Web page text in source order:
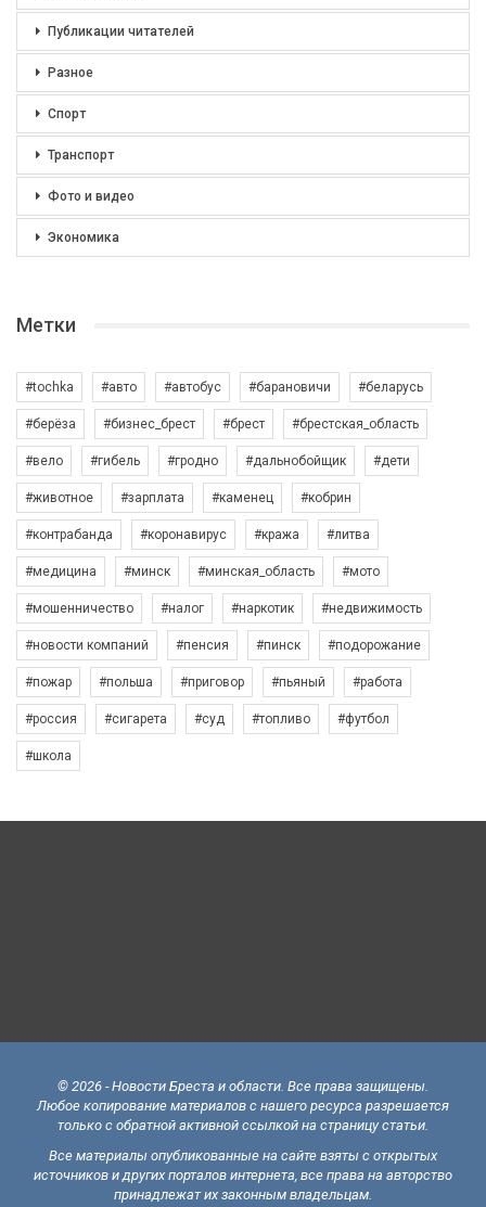
Публикации читателей
Разное
Спорт
Транспорт
Фото и видео
Экономика
Метки
#tochka #авто #автобус #барановичи #беларусь
#берёза #бизнес_брест #брест #брестская_область
#вело #гибель #гродно #дальнобойщик #дети
#животное #зарплата #каменец #кобрин
#контрабанда #коронавирус #кража #литва
#медицина #минск #минская_область #мото
#мошенничество #налог #наркотик #недвижимость
#новости компаний #пенсия #пинск #подорожание
#пожар #польша #приговор #пьяный #работа
#россия #сигарета #суд #топливо #футбол
#школа
© 2026 - Новости Бреста и области. Все права защищены.
Любое копирование материалов с нашего ресурса разрешается
только с обратной активной ссылкой на страницу статьи.
Все материалы опубликованные на сайте взяты с открытых
источников и других порталов интернета, все права на авторство
принадлежат их законным владельцам.